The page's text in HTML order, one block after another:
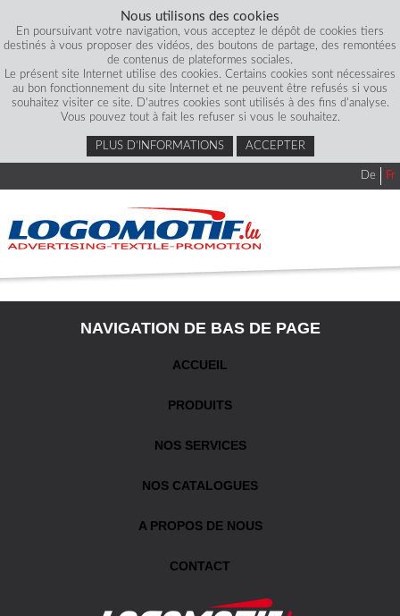
Nous utilisons des cookies
En poursuivant votre navigation, vous acceptez le dépôt de cookies tiers
destinés à vous proposer des vidéos, des boutons de partage, des remontées
de contenus de plateformes sociales.
Le présent site Internet utilise des cookies. Certains cookies sont nécessaires
au bon fonctionnement du site Internet et ne peuvent être refusés si vous
souhaitez visiter ce site. D'autres cookies sont utilisés à des fins d'analyse.
Vous pouvez tout à fait les refuser si vous le souhaitez.
PLUS D’INFORMATIONS ACCEPTER
De Fr
NAVIGATION DE BAS DE PAGE
ACCUEIL
PRODUITS
NOS SERVICES
NOS CATALOGUES
A PROPOS DE NOUS
CONTACT